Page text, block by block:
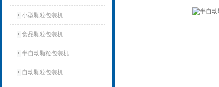
小型颗粒包装机
食品颗粒包装机
半自动颗粒包装机
自动颗粒包装机